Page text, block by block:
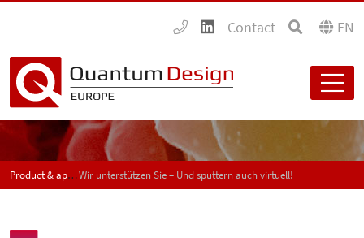
Contact EN
Product & application news - SPECTRUMWir unterstützen Sie – Und sputtern auch virtuell!